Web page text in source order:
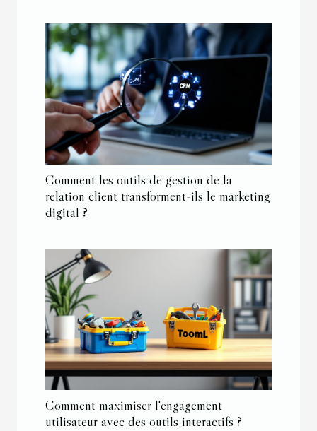
Comment les outils de gestion de la
relation client transforment-ils le marketing
digital ?
Comment maximiser l'engagement
utilisateur avec des outils interactifs ?